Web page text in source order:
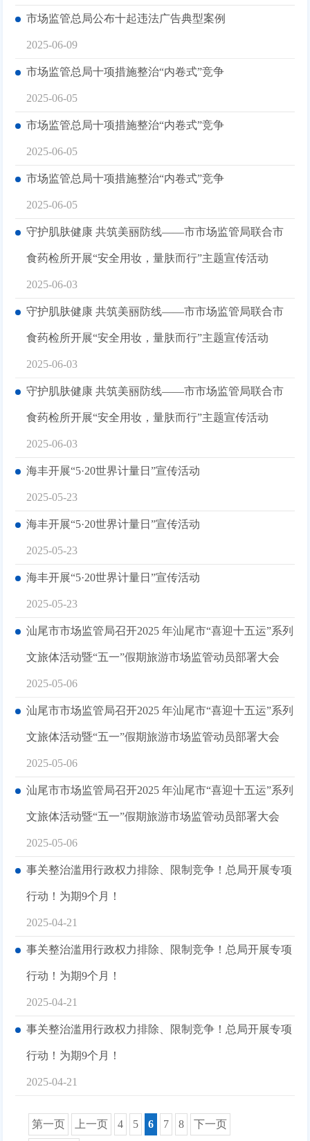
市场监管总局公布十起违法广告典型案例
2025-06-09
市场监管总局十项措施整治“内卷式”竞争
2025-06-05
市场监管总局十项措施整治“内卷式”竞争
2025-06-05
市场监管总局十项措施整治“内卷式”竞争
2025-06-05
守护肌肤健康 共筑美丽防线——市市场监管局联合市
食药检所开展“安全用妆，量肤而行”主题宣传活动
2025-06-03
守护肌肤健康 共筑美丽防线——市市场监管局联合市
食药检所开展“安全用妆，量肤而行”主题宣传活动
2025-06-03
守护肌肤健康 共筑美丽防线——市市场监管局联合市
食药检所开展“安全用妆，量肤而行”主题宣传活动
2025-06-03
海丰开展“5·20世界计量日”宣传活动
2025-05-23
海丰开展“5·20世界计量日”宣传活动
2025-05-23
海丰开展“5·20世界计量日”宣传活动
2025-05-23
汕尾市市场监管局召开2025 年汕尾市“喜迎十五运”系列
文旅体活动暨“五一”假期旅游市场监管动员部署大会
2025-05-06
汕尾市市场监管局召开2025 年汕尾市“喜迎十五运”系列
文旅体活动暨“五一”假期旅游市场监管动员部署大会
2025-05-06
汕尾市市场监管局召开2025 年汕尾市“喜迎十五运”系列
文旅体活动暨“五一”假期旅游市场监管动员部署大会
2025-05-06
事关整治滥用行政权力排除、限制竞争！总局开展专项
行动！为期9个月！
2025-04-21
事关整治滥用行政权力排除、限制竞争！总局开展专项
行动！为期9个月！
2025-04-21
事关整治滥用行政权力排除、限制竞争！总局开展专项
行动！为期9个月！
2025-04-21
第一页 上一页 4 5 6 7 8 下一页